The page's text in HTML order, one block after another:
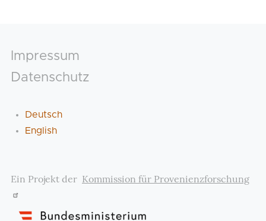
Footer
Impressum
Datenschutz
Deutsch
English
Ein Projekt der Kommission für Provenienzforschung